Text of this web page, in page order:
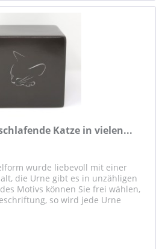
Katze in vielen...
wurde liebevoll mit einer
die Urne gibt es in unzähligen
Motivs können Sie frei wählen,
so wird jede Urne